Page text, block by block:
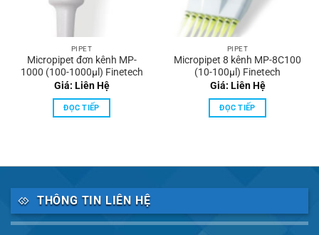
PIPET
Micropipet đơn kênh MP-
1000 (100-1000μl) Finetech
Giá: Liên Hệ
ĐỌC TIẾP
PIPET
Micropipet 8 kênh MP-8C100
(10-100μl) Finetech
Giá: Liên Hệ
ĐỌC TIẾP
THÔNG TIN LIÊN HỆ